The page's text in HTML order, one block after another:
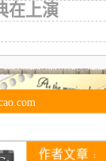
在上演